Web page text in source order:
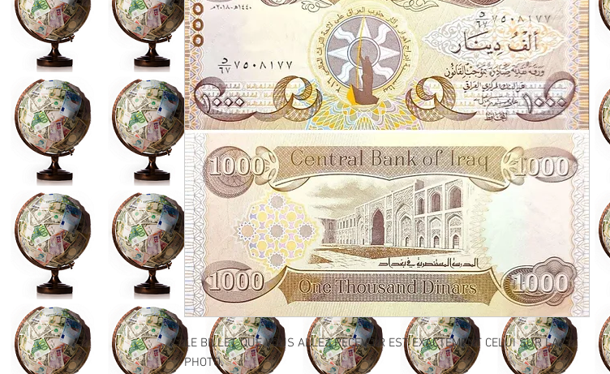
LE BILLET QUE VOUS ALLEZ RECEVOIR EST EXACTEMENT CELUI SUR LA
PHOTO.